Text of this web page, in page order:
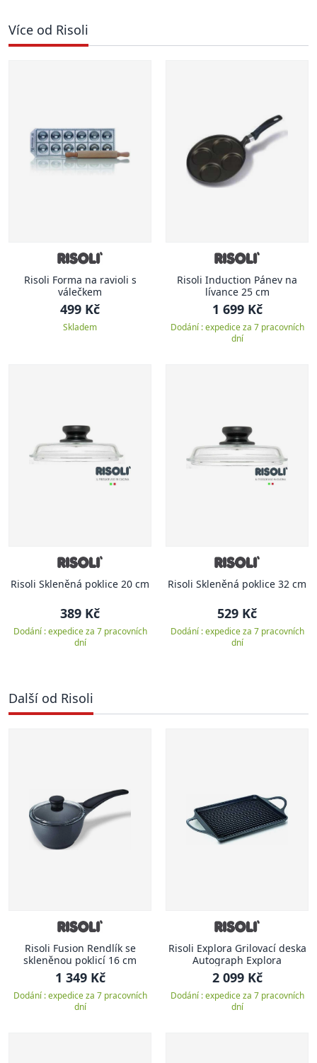
Více od Risoli
Risoli Forma na ravioli s
válečkem
499 Kč
Skladem
Risoli Induction Pánev na
lívance 25 cm
1 699 Kč
Dodání : expedice za 7 pracovních
dní
Risoli Skleněná poklice 20 cm
389 Kč
Dodání : expedice za 7 pracovních
dní
Risoli Skleněná poklice 32 cm
529 Kč
Dodání : expedice za 7 pracovních
dní
Další od Risoli
Risoli Fusion Rendlík se
skleněnou poklicí 16 cm
1 349 Kč
Dodání : expedice za 7 pracovních
dní
Risoli Explora Grilovací deska
Autograph Explora
2 099 Kč
Dodání : expedice za 7 pracovních
dní